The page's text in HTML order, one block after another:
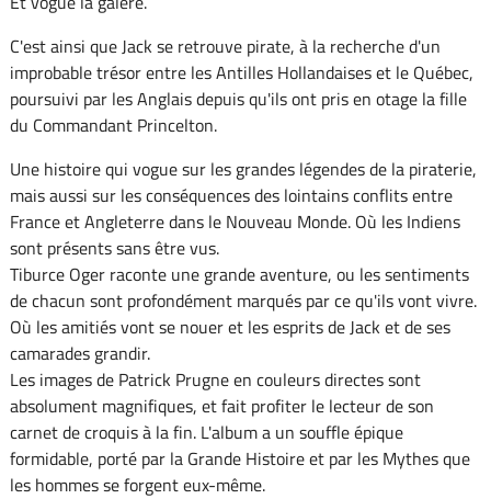
C'est ainsi que Jack se retrouve pirate, à la recherche d'un
improbable trésor entre les Antilles Hollandaises et le Québec,
poursuivi par les Anglais depuis qu'ils ont pris en otage la fille
du Commandant Princelton.
Une histoire qui vogue sur les grandes légendes de la piraterie,
mais aussi sur les conséquences des lointains conflits entre
France et Angleterre dans le Nouveau Monde. Où les Indiens
sont présents sans être vus.
Tiburce Oger raconte une grande aventure, ou les sentiments
de chacun sont profondément marqués par ce qu'ils vont vivre.
Où les amitiés vont se nouer et les esprits de Jack et de ses
camarades grandir.
Les images de Patrick Prugne en couleurs directes sont
absolument magnifiques, et fait profiter le lecteur de son
carnet de croquis à la fin. L'album a un souffle épique
formidable, porté par la Grande Histoire et par les Mythes que
les hommes se forgent eux-même.